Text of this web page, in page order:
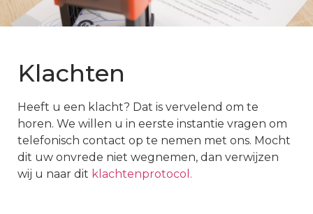
Klachten
Heeft u een klacht? Dat is vervelend om te
horen. We willen u in eerste instantie vragen om
telefonisch contact op te nemen met ons. Mocht
dit uw onvrede niet wegnemen, dan verwijzen
wij u naar dit klachtenprotocol.